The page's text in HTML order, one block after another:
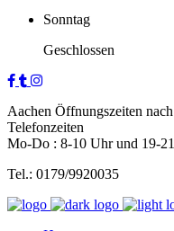
Sonntag
Geschlossen
Aachen Öffnungszeiten
Telefonzeiten
Mo-Do : 8-10 Uhr und 19-
Tel.: 0179/9920035